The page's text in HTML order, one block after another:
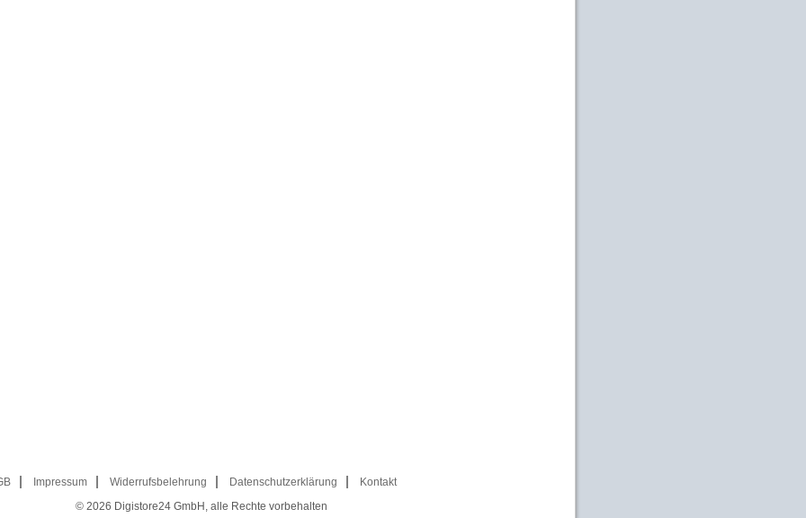
Impressum Widerrufsbelehrung Datenschutzerklärung
Kontakt
© 2026 Digistore24 GmbH, alle Rechte vorbehalten